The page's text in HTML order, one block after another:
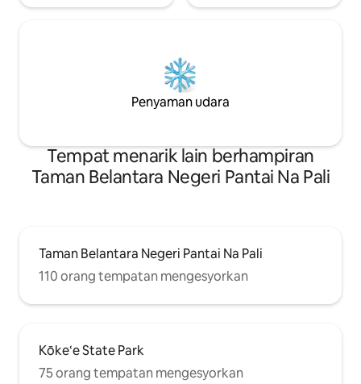
Penyaman udara
Tempat menarik lain berhampiran
Taman Belantara Negeri Pantai Na Pali
Taman Belantara Negeri Pantai Na Pali
110 orang tempatan mengesyorkan
Kōke‘e State Park
75 orang tempatan mengesyorkan